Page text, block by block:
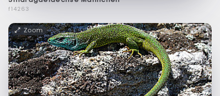
f14263
Zoom